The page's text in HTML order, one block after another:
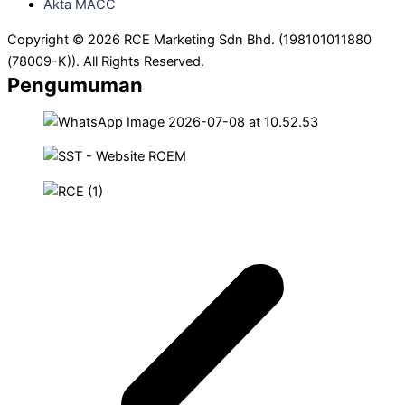
Akta MACC
Copyright © 2026 RCE Marketing Sdn Bhd. (198101011880
(78009-K)). All Rights Reserved.
Pengumuman